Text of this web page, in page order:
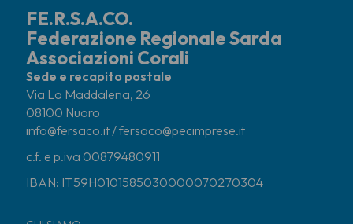
FE.R.S.A.CO.
Federazione Regionale Sarda
Associazioni Corali
Sede e recapito postale
Via La Maddalena, 26
08100 Nuoro
info@fersaco.it / fersaco@pecimprese.it
c.f. e p.iva 00879480911
IBAN: IT59H0101585030000070270304